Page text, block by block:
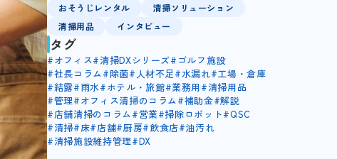
おそうじレンタル
清掃ソリューション
清掃用品
インタビュー
タグ
#オフィス#清掃DXシリーズ# ゴルフ施設
#社長コラム#除菌# 人材不足#水漏れ#工場・倉庫
#結露#雨水#ホテル・旅館#業務用#清掃用品
#管理#オフィス清掃のコラム#補助金#解説
#店舗清掃のコラム#営業#掃除ロボット#QSC
#清掃#床#店舗#厨房#飲食店#油汚れ
#清掃施設維持管理#DX